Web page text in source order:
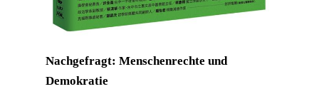
Nachgefragt: Menschenrechte und
Demokratie